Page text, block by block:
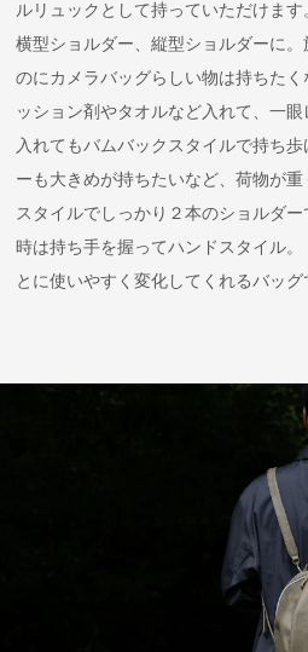
ルリュックとして持っていただけます
横型ショルダー、縦型ショルダーに。
のにカメラバッグらしい物は持ちた
ッション剤やタオルなど入れて、一
入れてもバムバックスタイルで持ち
ーも大きめが持ちたいなど、荷物が
スタイルでしっかり２本のショルダ
時は持ち手を握ってハンドスタイル
とに使いやすく変化してくれるバッグ